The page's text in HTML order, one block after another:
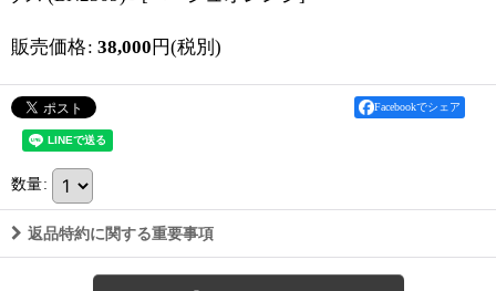
販売価格: 38,000 円(税別)
Facebookでシェア
数量:
返品特約に関する重要事項